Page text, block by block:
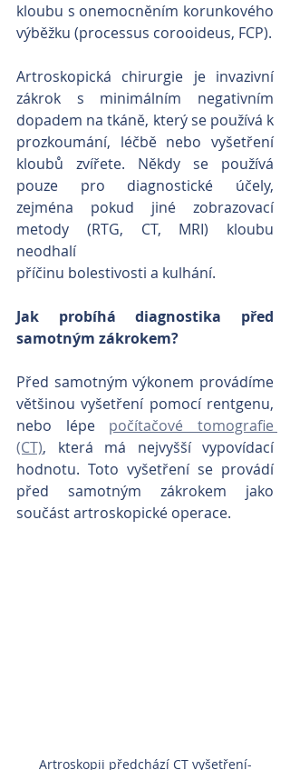
kloubu s onemocněním korunkového
výběžku (processus corooideus, FCP).
Artroskopická chirurgie je invazivní
zákrok s minimálním negativním
dopadem na tkáně, který se používá k
prozkoumání, léčbě nebo vyšetření
kloubů zvířete. Někdy se používá
pouze pro diagnostické účely,
zejména pokud jiné zobrazovací
metody (RTG, CT, MRI) kloubu
neodhalí
příčinu bolestivosti a kulhání.
Jak probíhá diagnostika před
samotným zákrokem?
Před samotným výkonem provádíme
většinou vyšetření pomocí rentgenu,
nebo lépe počítačové tomografie
(CT), která má nejvyšší vypovídací
hodnotu. Toto vyšetření se provádí
před samotným zákrokem jako
součást artroskopické operace.
Artroskopii předchází CT vyšetření-